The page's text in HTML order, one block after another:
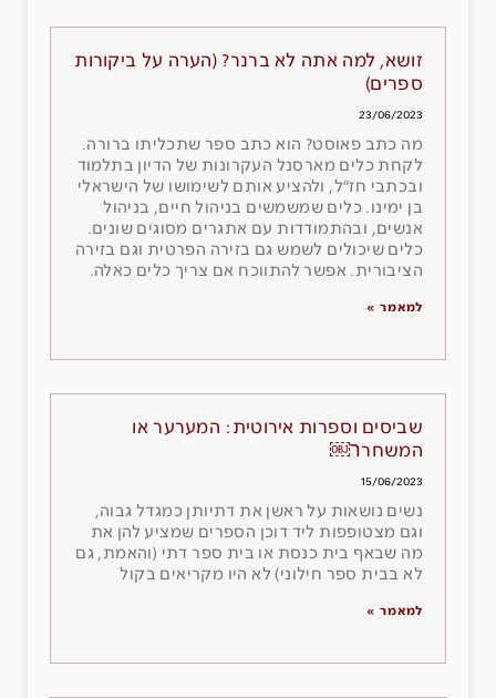
זושא, למה אתה לא ברנר? (הערה על ביקורות
ספרים)
23/06/2023
מה כתב פאוסט? הוא כתב ספר שתכליתו ברורה.
לקחת כלים מארסנל העקרונות של הדיון בתלמוד
ובכתבי חז״ל, ולהציע אותם לשימושו של הישראלי
בן ימינו. כלים שמשמשים בניהול חיים, בניהול
אנשים, ובהתמודדות עם אתגרים מסוגים שונים.
כלים שיכולים לשמש גם בזירה הפרטית וגם בזירה
הציבורית. אפשר להתווכח אם צריך כלים כאלה.
למאמר »
שביסים וספרות אירוטית: המערער או
המשחרר￼
15/06/2023
נשים נושאות על ראשן את דתיותן כמגדל גבוה,
וגם מצטופפות ליד דוכן הספרים שמציע להן את
מה שבאף בית כנסת או בית ספר דתי (והאמת, גם
לא בבית ספר חילוני) לא היו מקריאים בקול
למאמר »